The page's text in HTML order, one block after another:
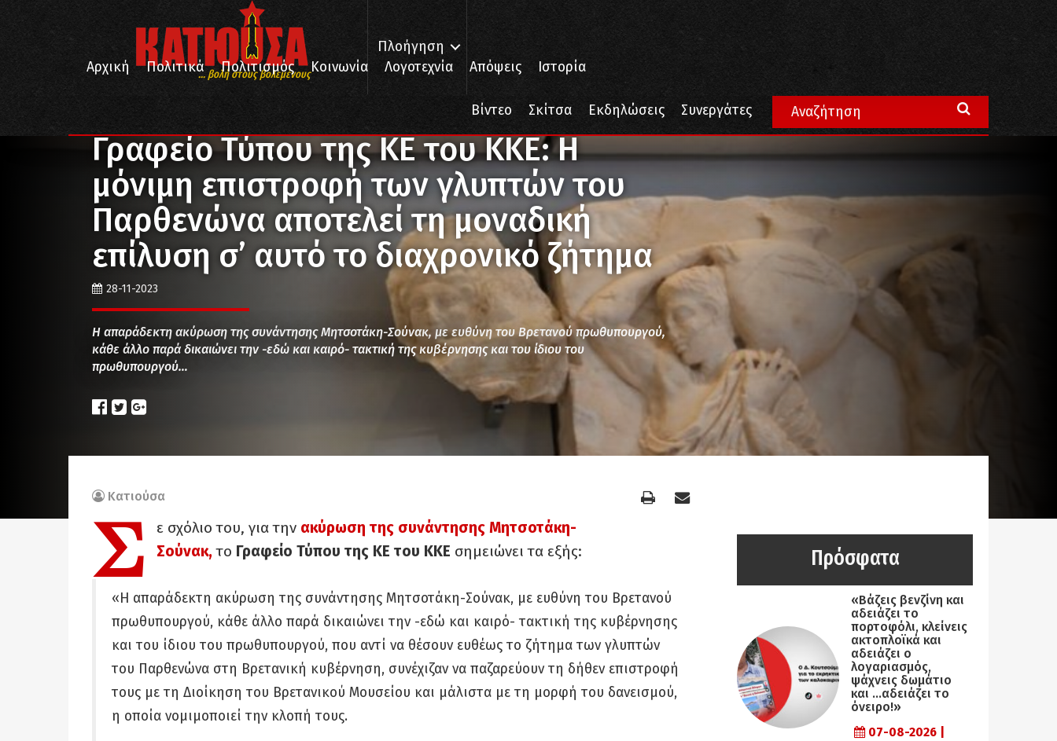
... βολή στους βολεμένους
Πλοήγηση
Αρχική
Πολιτικά Πολιτισμός Κοινωνία Λογοτεχνία Απόψεις Ιστορία
Βίντεο Σκίτσα Εκδηλώσεις Συνεργάτες
Πολιτικά Γραφείο Τύπου της ΚΕ του ΚΚΕ: Η μόνιμη επιστροφή των γλυπτών του Παρθενώνα αποτελεί τη μοναδική επίλυση σ’ αυτό το διαχρονικό ζήτημα
Γραφείο Τύπου της ΚΕ του ΚΚΕ: Η
μόνιμη επιστροφή των γλυπτών του
Παρθενώνα αποτελεί τη μοναδική
επίλυση σ’ αυτό το διαχρονικό ζήτημα
28-11-2023
Η απαράδεκτη ακύρωση της συνάντησης Μητσοτάκη-Σούνακ, με ευθύνη του Βρετανού πρωθυπουργού,
κάθε άλλο παρά δικαιώνει την -εδώ και καιρό- τακτική της κυβέρνησης και του ίδιου του
πρωθυπουργού…
Κατιούσα
Σ ε σχόλιο του, για την ακύρωση της συνάντησης Μητσοτάκη-
Σούνακ, το Γραφείο Τύπου της ΚΕ του ΚΚΕ σημειώνει τα εξής:
«Η απαράδεκτη ακύρωση της συνάντησης Μητσοτάκη-Σούνακ, με ευθύνη του Βρετανού
πρωθυπουργού, κάθε άλλο παρά δικαιώνει την -εδώ και καιρό- τακτική της κυβέρνησης
και του ίδιου του πρωθυπουργού, που αντί να θέσουν ευθέως το ζήτημα των γλυπτών
του Παρθενώνα στη Βρετανική κυβέρνηση, συνέχιζαν να παζαρεύουν τη δήθεν επιστροφή
τους με τη Διοίκηση του Βρετανικού Μουσείου και μάλιστα με τη μορφή του δανεισμού,
η οποία νομιμοποιεί την κλοπή τους.
Πρόσφατα
«Βάζεις βενζίνη και
αδειάζει το
πορτοφόλι, κλείνεις
ακτοπλοϊκά και
αδειάζει ο
λογαριασμός,
ψάχνεις δωμάτιο
και …αδειάζει το
όνειρο!»
07-08-2026 |